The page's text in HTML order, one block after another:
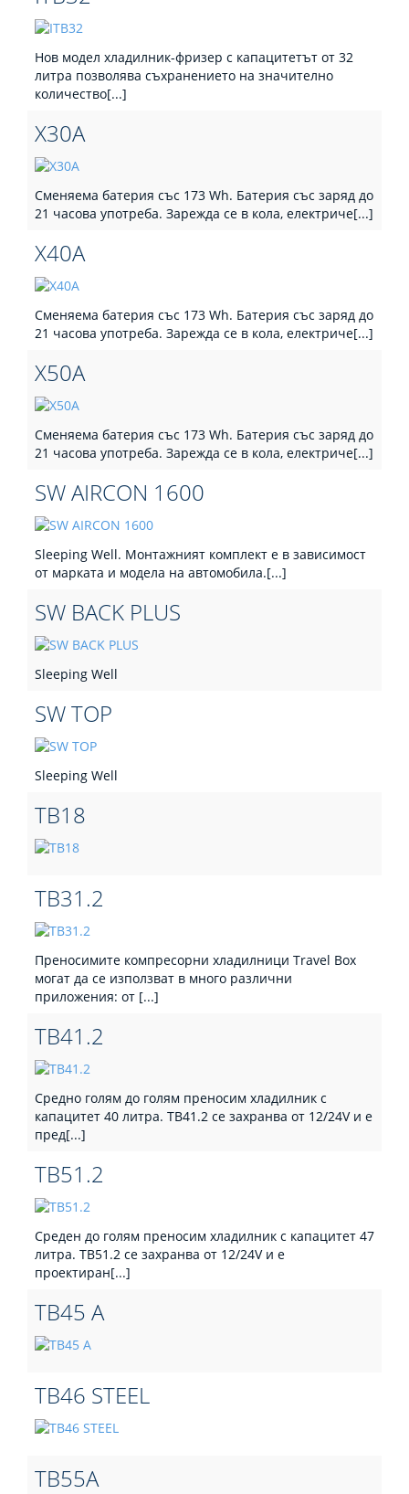
Нов модел хладилник-фризер с капацитетът от 32
литра позволява съхранението на значително
количество[...]
X30A
Сменяема батерия със 173 Wh. Батерия със заряд до
21 часова употреба. Зарежда се в кола, електриче[...]
X40A
Сменяема батерия със 173 Wh. Батерия със заряд до
21 часова употреба. Зарежда се в кола, електриче[...]
X50A
Сменяема батерия със 173 Wh. Батерия със заряд до
21 часова употреба. Зарежда се в кола, електриче[...]
SW AIRCON 1600
Sleeping Well. Монтажният комплект е в зависимост
от марката и модела на автомобила.[...]
SW BACK PLUS
Sleeping Well
SW TOP
Sleeping Well
TB18
TB31.2
Преносимите компресорни хладилници Travel Box
могат да се използват в много различни
приложения: от [...]
TB41.2
Средно голям до голям преносим хладилник с
капацитет 40 литра. TB41.2 се захранва от 12/24V и е
пред[...]
TB51.2
Среден до голям преносим хладилник с капацитет 47
литра. TB51.2 се захранва от 12/24V и е
проектиран[...]
TB45 A
TB46 STEEL
TB55A